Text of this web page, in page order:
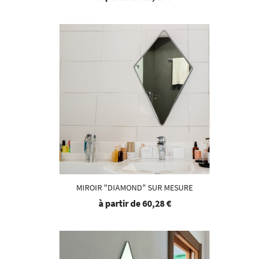
MIROIR "DIAMOND" SUR MESURE
à partir de60,28 €